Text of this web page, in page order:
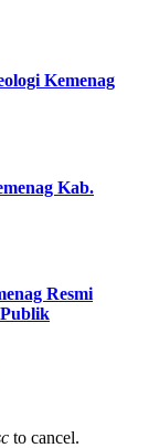
Kemenag
Kab.
Resmi
to cancel.